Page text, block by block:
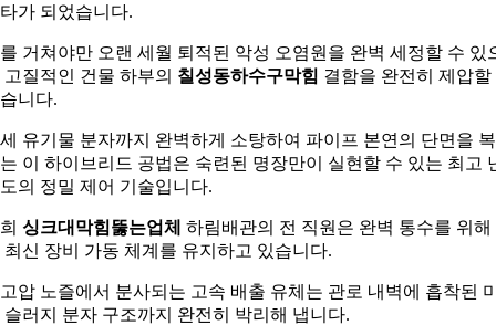
가 되었습니다.
거쳐야만 오랜 세월 퇴적된 악성 오염원을 완벽 세정할 수 있
고질적인 건물 하부의 칠성동하수구막힘 결함을 완전히 제압할
니다.
유기물 분자까지 완벽하게 소탕하여 파이프 본연의 단면을
이 하이브리드 공법은 숙련된 명장만이 실현할 수 있는 최고
의 정밀 제어 기술입니다.
싱크대막힘뚫는업체 하림배관의 전 직원은 완벽 통수를 위해
최신 장비 가동 체계를 유지하고 있습니다.
압 노즐에서 분사되는 고속 배출 유체는 관로 내벽에 흡착된
슬러지 분자 구조까지 완전히 박리해 냅니다.